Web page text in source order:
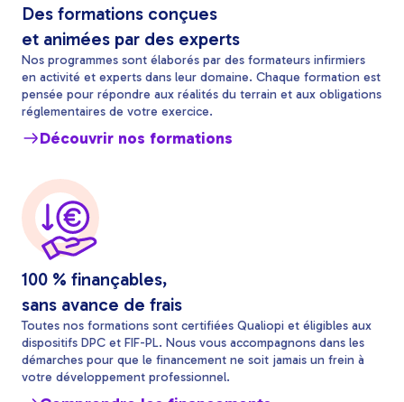
Des formations conçues
et animées par des experts
Nos programmes sont élaborés par des formateurs infirmiers
en activité et experts dans leur domaine. Chaque formation est
pensée pour répondre aux réalités du terrain et aux obligations
réglementaires de votre exercice.
Découvrir nos formations
100 % finançables,
sans avance de frais
Toutes nos formations sont certifiées Qualiopi et éligibles aux
dispositifs DPC et FIF-PL. Nous vous accompagnons dans les
démarches pour que le financement ne soit jamais un frein à
votre développement professionnel.